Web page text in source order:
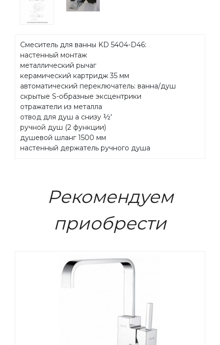
Смеситель для ванны KD 5404-D46:
настенный монтаж
металлический рычаг
керамический картридж 35 мм
автоматический переключатель: ванна/душ
скрытые S-образные эксцентрики
отражатели из металла
отвод для душ а снизу ½'
ручной душ (2 функции)
душевой шланг 1500 мм
настенный держатель ручного душа
Рекомендуем
приобрести